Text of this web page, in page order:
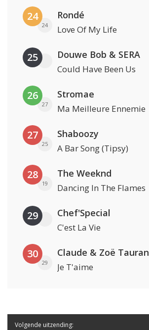
24
24
Rondé
Love Of My Life
25 Douwe Bob & SERA
Could Have Been Us
26
27
Stromae
Ma Meilleure Ennemie
27
25
Shaboozy
A Bar Song (Tipsy)
28
19
The Weeknd
Dancing In The Flames
29 Chef'Special
C'est La Vie
30
29
Claude & Zoë Tauran
Je T'aime
Volgende uitzending: